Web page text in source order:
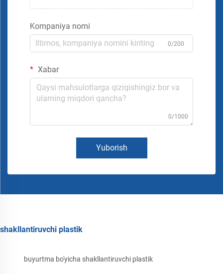
Kompaniya nomi
0/200
Xabar
0/1000
Yuborish
shakllantiruvchi plastik
buyurtma bo'yicha shakllantiruvchi plastik